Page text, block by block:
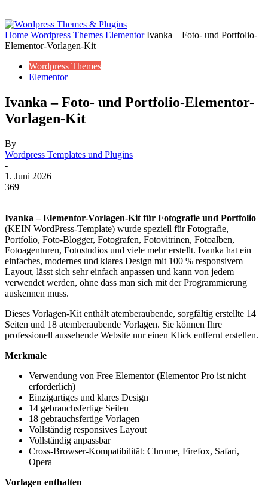
Home Wordpress Themes Elementor Ivanka – Foto- und Portfolio-
Elementor-Vorlagen-Kit
Wordpress Themes
Elementor
Ivanka – Foto- und Portfolio-Elementor-
Vorlagen-Kit
By
Wordpress Templates und Plugins
-
1. Juni 2026
369
Ivanka – Elementor-Vorlagen-Kit für Fotografie und Portfolio
(KEIN WordPress-Template) wurde speziell für Fotografie,
Portfolio, Foto-Blogger, Fotografen, Fotovitrinen, Fotoalben,
Fotoagenturen, Fotostudios und viele mehr erstellt. Ivanka hat ein
einfaches, modernes und klares Design mit 100 % responsivem
Layout, lässt sich sehr einfach anpassen und kann von jedem
verwendet werden, ohne dass man sich mit der Programmierung
auskennen muss.
Dieses Vorlagen-Kit enthält atemberaubende, sorgfältig erstellte 14
Seiten und 18 atemberaubende Vorlagen. Sie können Ihre
professionell aussehende Website nur einen Klick entfernt erstellen.
Merkmale
Verwendung von Free Elementor (Elementor Pro ist nicht
erforderlich)
Einzigartiges und klares Design
14 gebrauchsfertige Seiten
18 gebrauchsfertige Vorlagen
Vollständig responsives Layout
Vollständig anpassbar
Cross-Browser-Kompatibilität: Chrome, Firefox, Safari,
Opera
Vorlagen enthalten